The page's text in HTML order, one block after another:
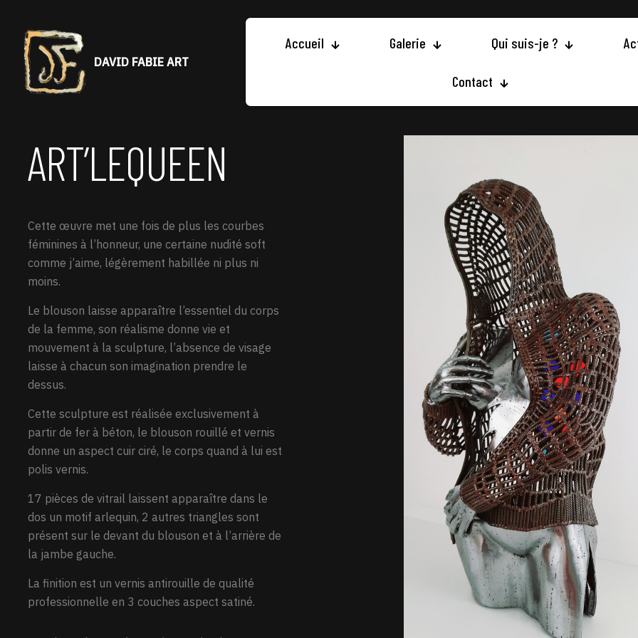
DAVID FABIE ART
Accueil Galerie Qui suis-je ?
Contact
ART’LEQUEEN
Cette œuvre met une fois de plus les courbes
féminines à l’honneur, une certaine nudité soft
comme j’aime, légèrement habillée ni plus ni
moins.
Le blouson laisse apparaître l’essentiel du corps
de la femme, son réalisme donne vie et
mouvement à la sculpture, l’absence de visage
laisse à chacun son imagination prendre le
dessus.
Cette sculpture est réalisée exclusivement à
partir de fer à béton, le blouson rouillé et vernis
donne un aspect cuir ciré, le corps quand à lui est
polis vernis.
17 pièces de vitrail laissent apparaître dans le
dos un motif arlequin, 2 autres triangles sont
présent sur le devant du blouson et à l’arrière de
la jambe gauche.
La finition est un vernis antirouille de qualité
professionnelle en 3 couches aspect satiné.